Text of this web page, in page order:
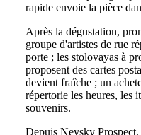
rapide envoie la pièce
Après la dégustation,
groupe d'artistes de rue
porte ; les stolovayas à
proposent des cartes
devient fraîche ; un
répertorie les heures, les
souvenirs.
Depuis Nevsky